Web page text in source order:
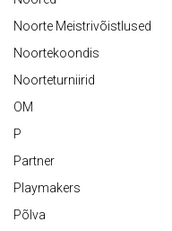
Noorte Meistrivõistlused
Noortekoondis
Noorteturniirid
OM
P
Partner
Playmakers
Põlva